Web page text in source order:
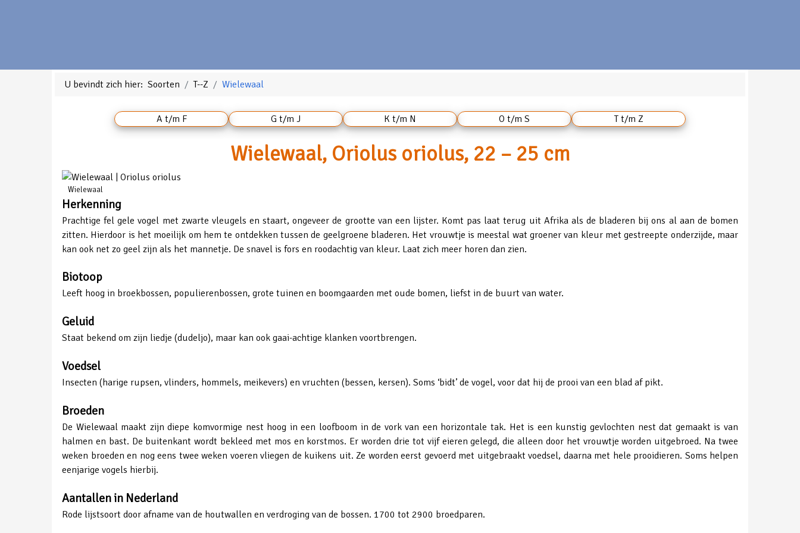
U bevindt zich hier: Soorten T--Z Wielewaal
A t/m F G t/m J K t/m N O t/m S T t/m Z
Wielewaal, Oriolus oriolus, 22 – 25 cm
Wielewaal
Herkenning
Prachtige fel gele vogel met zwarte vleugels en staart, ongeveer de grootte van een lijster. Komt pas laat terug uit Afrika als de bladeren bij ons al aan de bomen
zitten. Hierdoor is het moeilijk om hem te ontdekken tussen de geelgroene bladeren. Het vrouwtje is meestal wat groener van kleur met gestreepte onderzijde, maar
kan ook net zo geel zijn als het mannetje. De snavel is fors en roodachtig van kleur. Laat zich meer horen dan zien.
Biotoop
Leeft hoog in broekbossen, populierenbossen, grote tuinen en boomgaarden met oude bomen, liefst in de buurt van water.
Geluid
Staat bekend om zijn liedje (dudeljo), maar kan ook gaai-achtige klanken voortbrengen.
Voedsel
Insecten (harige rupsen, vlinders, hommels, meikevers) en vruchten (bessen, kersen). Soms ‘bidt’ de vogel, voor dat hij de prooi van een blad af pikt.
Broeden
De Wielewaal maakt zijn diepe komvormige nest hoog in een loofboom in de vork van een horizontale tak. Het is een kunstig gevlochten nest dat gemaakt is van
halmen en bast. De buitenkant wordt bekleed met mos en korstmos. Er worden drie tot vijf eieren gelegd, die alleen door het vrouwtje worden uitgebroed. Na twee
weken broeden en nog eens twee weken voeren vliegen de kuikens uit. Ze worden eerst gevoerd met uitgebraakt voedsel, daarna met hele prooidieren. Soms helpen
eenjarige vogels hierbij.
Aantallen in Nederland
Rode lijstsoort door afname van de houtwallen en verdroging van de bossen. 1700 tot 2900 broedparen.